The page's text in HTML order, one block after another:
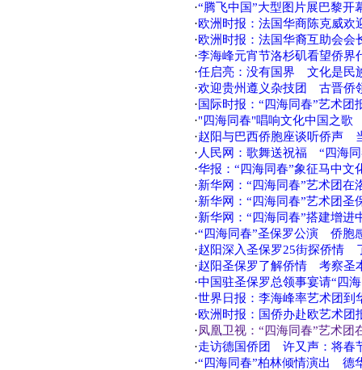
·“腾飞中国”大型图片展巴黎
·欧洲时报：法国华商陈克威欢
·欧洲时报：法国华裔互助会会
·李海峰元宵节洛杉矶看望侨
·任启亮：没有国界 文化是民
·欢迎贵州遵义杂技团 古晋侨
· 国际时报：“四海同春”艺术团
·"四海同春"唱响文化中国之
·赵阳与巴西侨胞座谈听侨声
· 人民网：歌舞送祝福 “四海
·华报：“四海同春”象征马中文
·新华网：“四海同春”艺术团在
·新华网：“四海同春”艺术团圣
·新华网：“四海同春”搭建增进
·“四海同春”圣保罗公演 侨胞
·赵阳深入圣保罗25街探侨情
·赵阳圣保罗了解侨情 考察圣
·中国驻圣保罗总领事宴请“四
·世界日报：李海峰率艺术团到
·欧洲时报：国侨办赴欧艺术
·凤凰卫视：“四海同春”艺术团
·走访德国侨团 许又声：将春
·“四海同春”柏林倾情演出 德